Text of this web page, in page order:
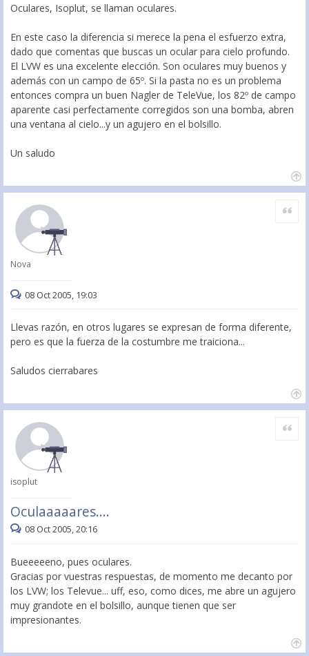
Oculares, Isoplut, se llaman oculares.
En este caso la diferencia si merece la pena el esfuerzo extra,
dado que comentas que buscas un ocular para cielo profundo.
El LVW es una excelente elección. Son oculares muy buenos y
además con un campo de 65º. Si la pasta no es un problema
entonces compra un buen Nagler de TeleVue, los 82º de campo
aparente casi perfectamente corregidos son una bomba, abren
una ventana al cielo...y un agujero en el bolsillo.
Un saludo
Nova
Citar
08 Oct 2005, 19:03
Llevas razón, en otros lugares se expresan de forma diferente,
pero es que la fuerza de la costumbre me traiciona...
Saludos cierrabares
isoplut
Oculaaaaares....
Citar
08 Oct 2005, 20:16
Bueeeeeno, pues oculares.
Gracias por vuestras respuestas, de momento me decanto por
los LVW; los Televue... uff, eso, como dices, me abre un agujero
muy grandote en el bolsillo, aunque tienen que ser
impresionantes.